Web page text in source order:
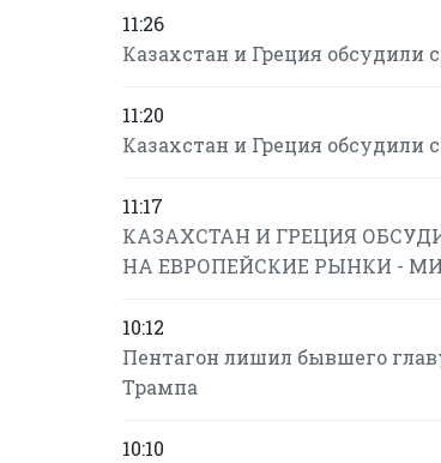
11:26
Казахстан и Греция обсудили
11:20
Казахстан и Греция обсудили
11:17
КАЗАХСТАН И ГРЕЦИЯ
НА ЕВРОПЕЙСКИЕ РЫНКИ -
10:12
Пентагон лишил бывшего
Трампа
10:10